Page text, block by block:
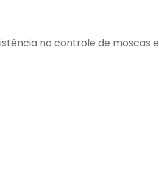
no controle de moscas e